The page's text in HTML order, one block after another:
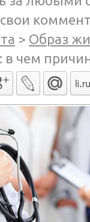
> Образ
в чем